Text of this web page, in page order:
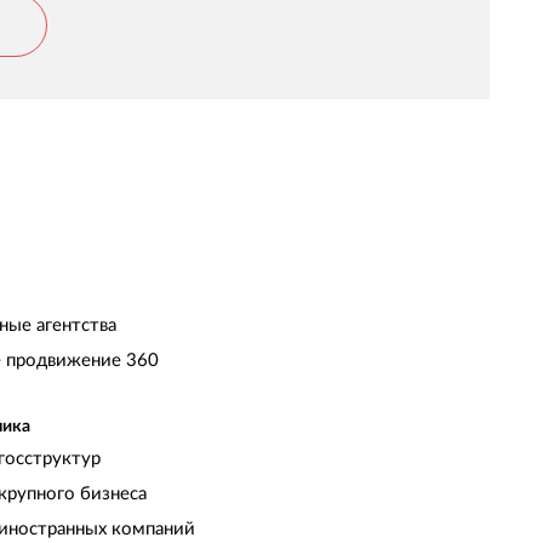
оцениваем результаты работы
и надеемся на дальнейшее успешное
агентства
продвижение 360
бизнеса
компаний